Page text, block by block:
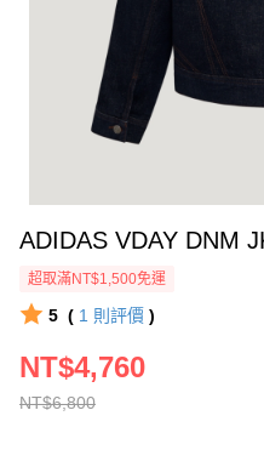
ADIDAS VDAY DNM
超取滿NT$1,500免運
5 ( 1 則評價 )
NT$6,800
NT$4,760